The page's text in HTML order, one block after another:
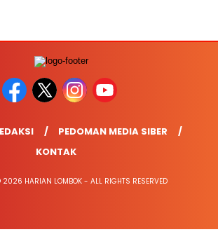
PEDOMAN MEDIA SIBER
KONTAK
2026 HARIAN LOMBOK - ALL RIGHTS RESERVED